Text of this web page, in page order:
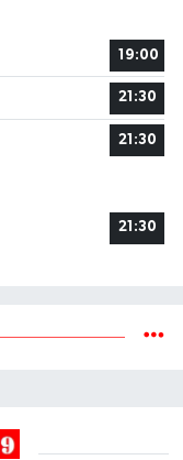
19:00
21:30
21:30
21:30